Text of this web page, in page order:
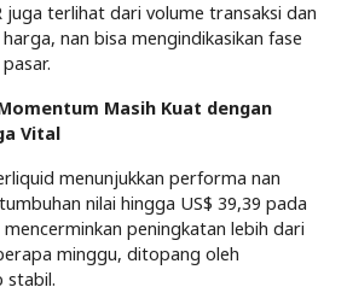
juga terlihat dari volume transaksi dan
nan bisa mengindikasikan fase
Masih Kuat dengan
Vital
menunjukkan performa nan
nilai hingga US$ 39,39 pada
peningkatan lebih dari
minggu, ditopang oleh
stabil.